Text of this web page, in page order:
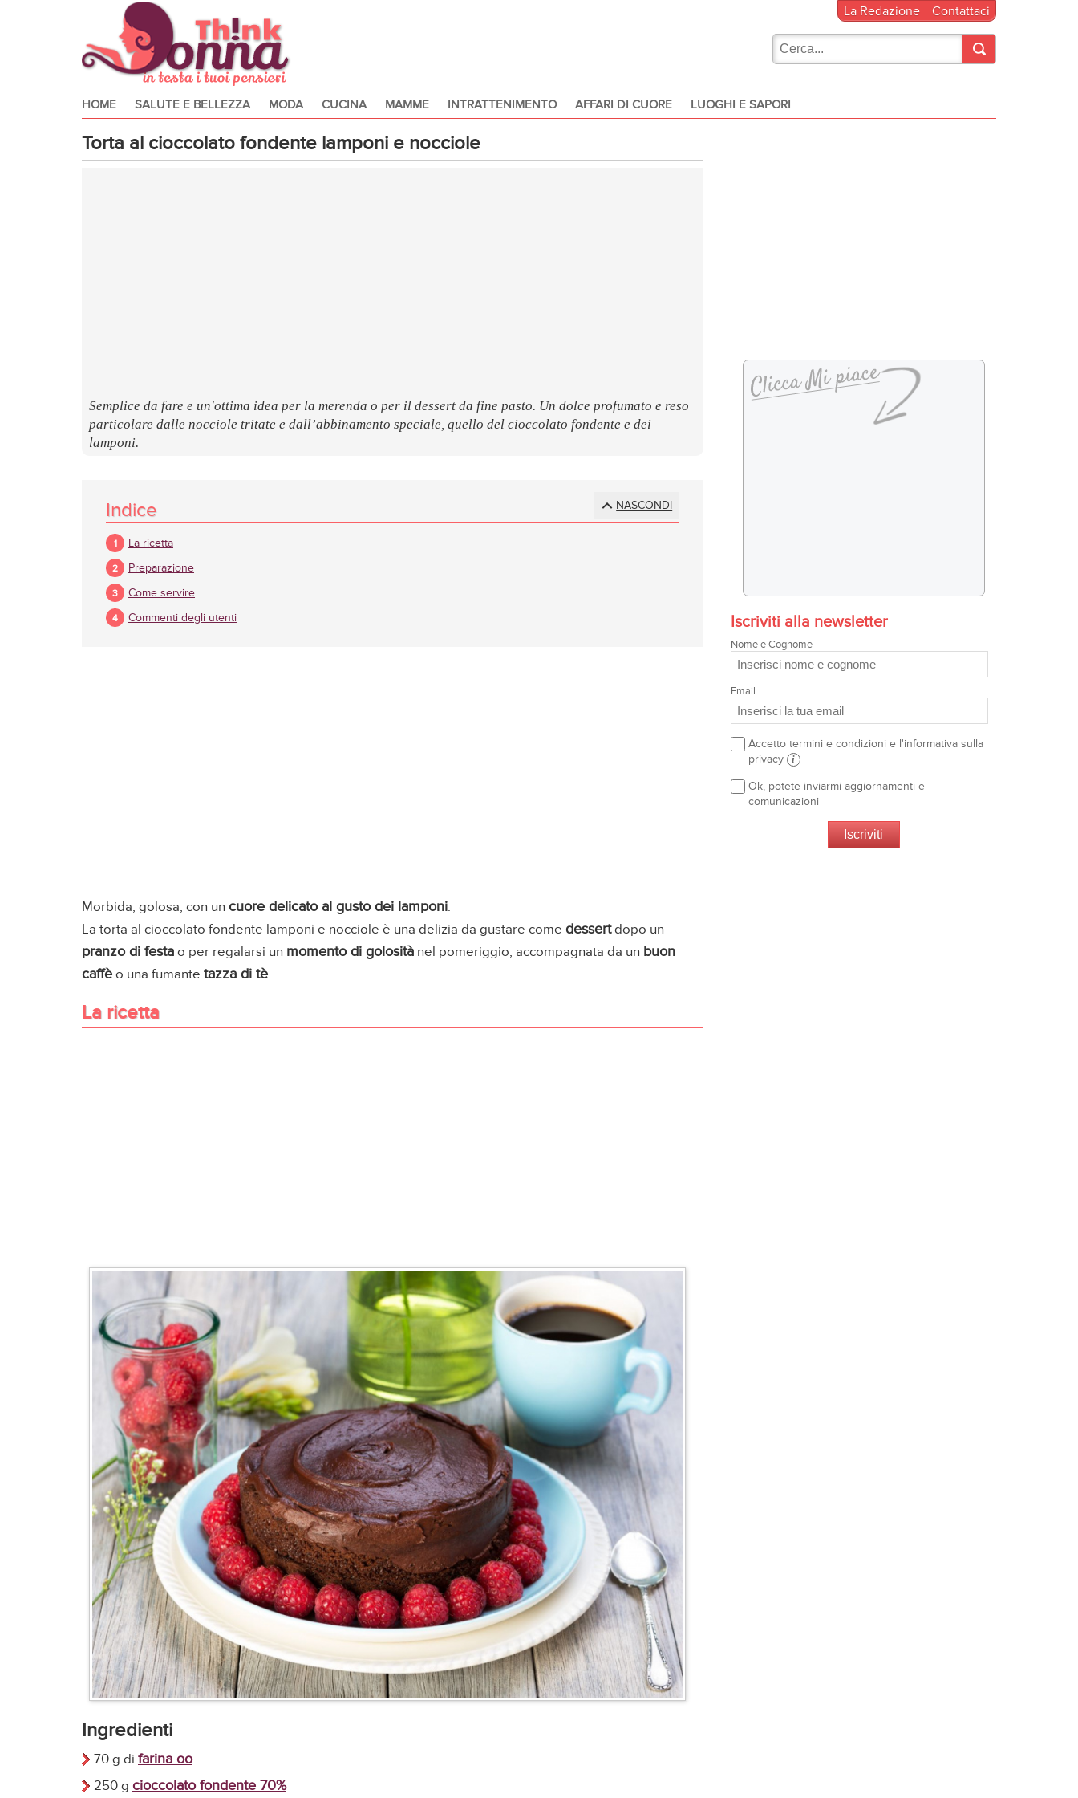
La Redazione Contattaci
HOME SALUTE E BELLEZZA MODA CUCINA MAMME INTRATTENIMENTO AFFARI DI CUORE LUOGHI E SAPORI
Torta al cioccolato fondente lamponi e nocciole
Semplice da fare e un'ottima idea per la merenda o per il dessert da fine pasto. Un dolce profumato e reso
particolare dalle nocciole tritate e dall’abbinamento speciale, quello del cioccolato fondente e dei
lamponi.
NASCONDI
Indice
La ricetta
Preparazione
Come servire
Commenti degli utenti
Morbida, golosa, con un cuore delicato al gusto dei lamponi.
La torta al cioccolato fondente lamponi e nocciole è una delizia da gustare come dessertdopo un
pranzo di festa o per regalarsi un momento di golosità nel pomeriggio, accompagnata da un buon
caffè o una fumante tazza di tè.
La ricetta
Ingredienti
70 g di farina oo
250 g cioccolato fondente 70%
Iscriviti alla newsletter
Nome e Cognome
Email
Accetto termini e condizioni e l'informativa sulla
privacy i
Ok, potete inviarmi aggiornamenti e
comunicazioni